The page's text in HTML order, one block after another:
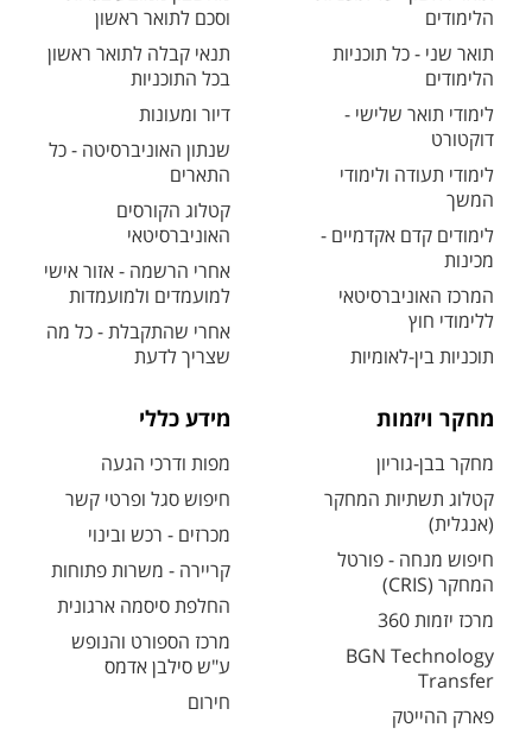
הלימודים
תואר שני - כל תוכניות
הלימודים
לימודי תואר שלישי -
דוקטורט
לימודי תעודה ולימודי
המשך
לימודים קדם אקדמיים -
מכינות
המרכז האוניברסיטאי
ללימודי חוץ
תוכניות בין-לאומיות
וסכם לתואר ראשון
תנאי קבלה לתואר ראשון
בכל התוכניות
דיור ומעונות
שנתון האוניברסיטה - כל
התארים
קטלוג הקורסים
האוניברסיטאי
אחרי הרשמה - אזור אישי
למועמדים ולמועמדות
אחרי שהתקבלת - כל מה
שצריך לדעת
מחקר ויזמות
מחקר בבן-גוריון
קטלוג תשתיות המחקר
(אנגלית)
חיפוש מנחה - פורטל
המחקר (CRIS)
מרכז יזמות 360
BGN Technology
Transfer
פארק ההייטק
מידע כללי
מפות ודרכי הגעה
חיפוש סגל ופרטי קשר
מכרזים - רכש ובינוי
קריירה - משרות פתוחות
החלפת סיסמה ארגונית
מרכז הספורט והנופש
ע"ש סילבן אדמס
חירום